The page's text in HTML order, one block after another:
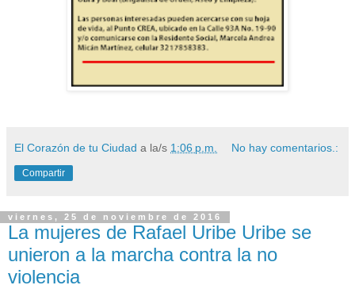
El Corazón de tu Ciudad a la/s 1:06 p.m. No hay comentarios.:
Compartir
viernes, 25 de noviembre de 2016
La mujeres de Rafael Uribe Uribe se
unieron a la marcha contra la no
violencia